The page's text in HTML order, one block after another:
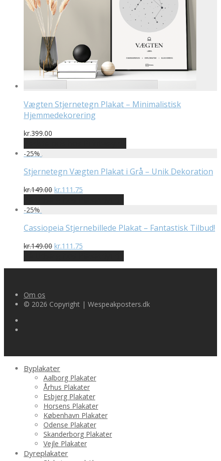
Vægten Stjernetegn Plakat – Minimalistisk
Hjemmedekorering
kr.399.00
-25%
Stjernetegn Vægten Plakat i Grå – Unik Dekoration
kr.149.00 Den
pris
kr.149.00.
kr.111.75
pris
kr.111.75.
-25%
Cassiopeia Stjernebillede Plakat – Fantastisk Tilbud!
kr.149.00 Den
pris
kr.111.75
pris
Om os
© 2026 Copyright | Wespeakposters.dk
Byplakater
Aalborg Plakater
Århus Plakater
Esbjerg Plakater
Horsens Plakater
København Plakater
Odense Plakater
Skanderborg Plakater
Vejle Plakater
Dyreplakater